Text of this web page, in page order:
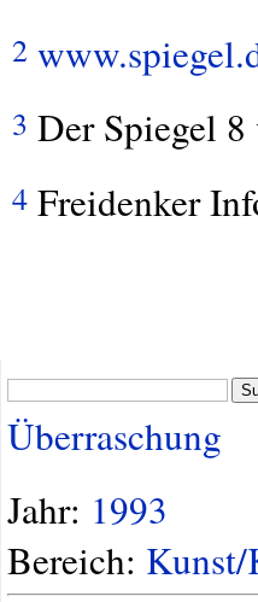
2
3 Der Spiegel
4 Freidenker
Überraschung
Jahr: 1993
Bereich: